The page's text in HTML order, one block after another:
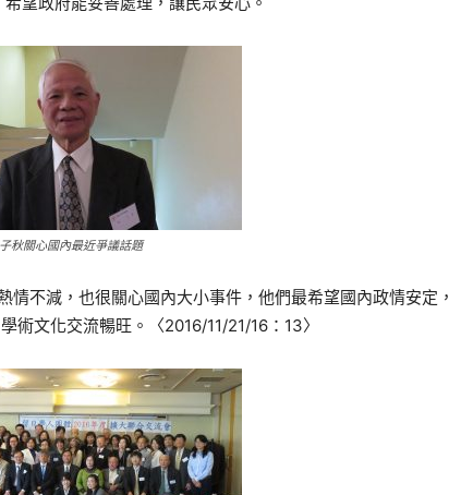
秋關心國內最近爭議話題
不減，也很關心國內大小事件，他們最希望國內政情安定，
術文化交流暢旺。〈2016/11/21/16：13〉